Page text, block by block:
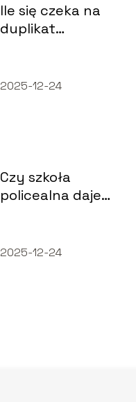
Ile się czeka na
duplikat
szkoły?
2025-12-24
Czy szkoła
policealna daje
odpowiedź!
2025-12-24